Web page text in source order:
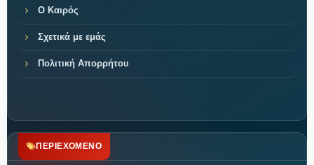
Ο Καιρός
Σχετικά με εμάς
Πολιτική Απορρήτου
ΠΕΡΙΕΧΟΜΕΝΟ